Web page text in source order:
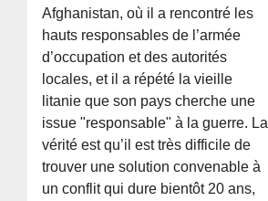
Afghanistan, où il a rencontré les
hauts responsables de l’armée
d’occupation et des autorités
locales, et il a répété la vieille
litanie que son pays cherche une
issue "responsable" à la guerre. La
vérité est qu’il est très difficile de
trouver une solution convenable à
un conflit qui dure bientôt 20 ans,